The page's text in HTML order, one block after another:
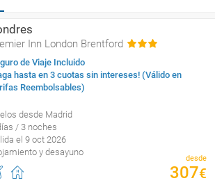
Inn London Brentford
de Viaje Incluido
hasta en 3 cuotas sin intereses! (Válido en
Reembolsables)
desde Madrid
/ 3 noches
el 9 oct 2026
y desayuno
desde
307€